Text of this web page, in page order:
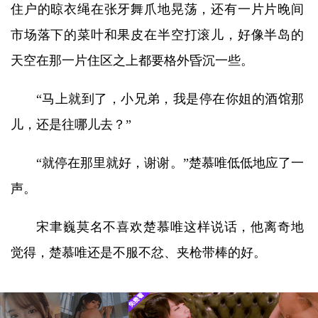
住户的晾衣绳在张牙舞爪地晃荡，还有一片片晚间
市场落下的菜叶和果皮在半空打滚儿，好像半岛的
天空在那一片住区之上都要格外昏沉一些。
“马上就到了，小兄弟，我是停在你姐的酒馆那
儿，还是往哪儿去？”
“就停在那里就好，谢谢。”楚慕唯低低地应了一
声。
宋聿巍莫名不喜欢楚慕唯这样说话，他离奇地
觉得，楚慕唯还是不服不忿、夹枪带棒的好。